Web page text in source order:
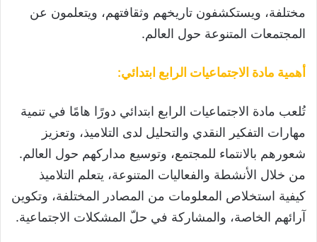
مختلفة، ويستكشفون تاريخهم وثقافتهم، ويتعلمون عن
المجتمعات المتنوعة حول العالم.
أهمية مادة الاجتماعيات الرابع ابتدائي:
تُلعب مادة الاجتماعيات الرابع ابتدائي دورًا هامًا في تنمية
مهارات التفكير النقدي والتحليل لدى التلاميذ، وتعزيز
شعورهم بالانتماء للمجتمع، وتوسيع مداركهم حول العالم.
من خلال الأنشطة والفعاليات المتنوعة، يتعلم التلاميذ
كيفية استخلاص المعلومات من المصادر المختلفة، وتكوين
آرائهم الخاصة، والمشاركة في حلّ المشكلات الاجتماعية.